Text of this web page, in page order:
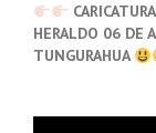
HERALDO 06 DE
TUNGURAHUA